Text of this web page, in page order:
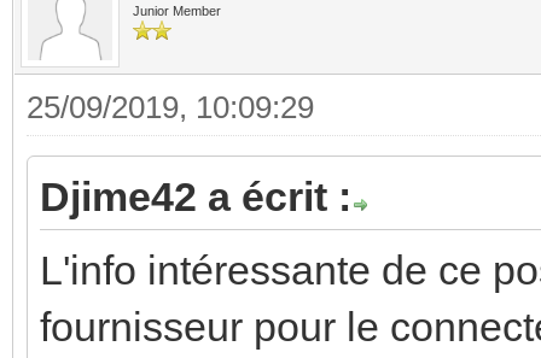
Junior Member
25/09/2019, 10:09:29
Djime42 a écrit :
L'info intéressante de ce
fournisseur pour le